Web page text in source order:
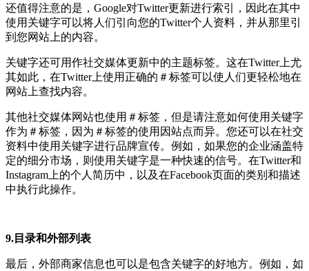
还值得注意的是，Google对Twitter更新进行索引，因此在其中
使用关键字可以将人们引向您的Twitter个人资料，并从那里引
到您网站上的内容。
关键字还可用作社交媒体更新中的主题标签。这在Twitter上尤
其如此，在Twitter上使用正确的＃标签可以使人们更轻松地在
网站上查找内容。
其他社交媒体网站也使用＃标签，但是请注意如何使用关键字
作为＃标签，因为＃标签的使用因站点而异。 您还可以在社交
资料中使用关键字进行品牌宣传。例如，如果您的企业涵盖特
定的细分市场，则使用关键字是一种快速的信号。在Twitter和
Instagram上的个人简历中，以及在Facebook页面的类别和描述
中执行此操作。
9.目录和外部列表
最后，外部商家信息也可以是包含关键字的好地方。例如，如